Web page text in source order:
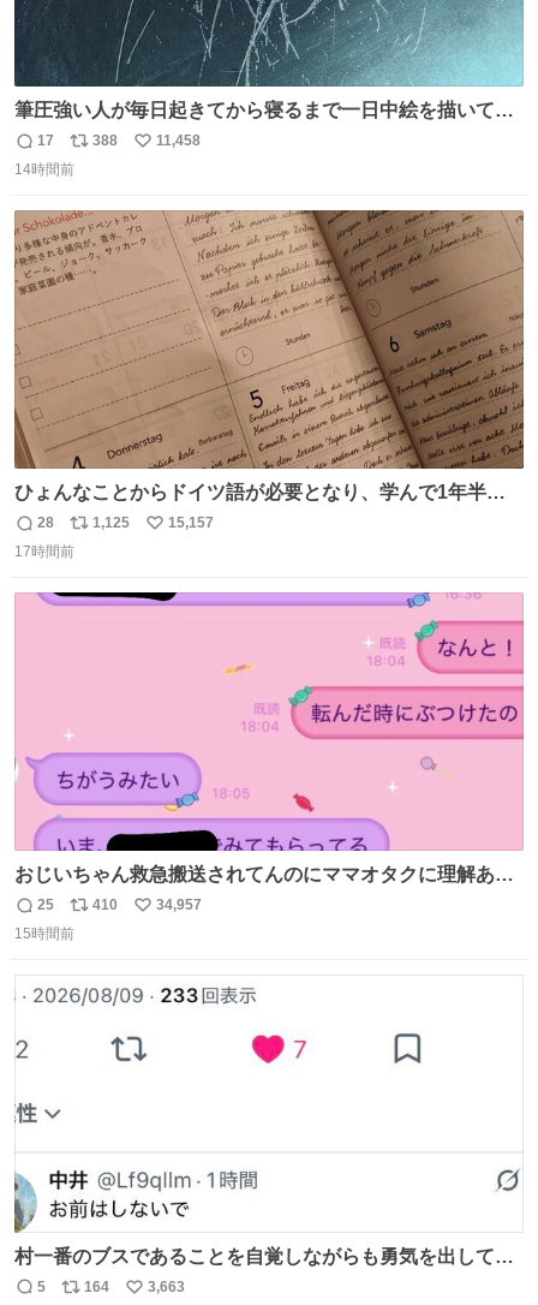
筆圧強い人が毎日起きてから寝るまで一日中絵を描いてる
とこうなる。 異常事態です。
返
信
17
リ
ポ
ト
数
388
い
数
11,458
14時間前
ひょんなことからドイツ語が必要となり、学んで1年半に
なる。 ちなみに最初の半年で『必携ドイツ文法総まとめ』
と『重要単語4000』を数十周して丸暗記した。読み書きに
Geminiの添削もエラーの指摘は激減し、上級の表現を教え
返
信
28
リ
ポ
ト
1,125
い
数
15,157
17時間前
おじいちゃん救急搬送されてんのにママオタクに理解あっ
て不謹慎だけどウケる
返
信
25
リ
ポ
ト
410
い
数
34,957
15時間前
村一番のブスであることを自覚しながらも勇気を出して村
長の息子に恋文を書いたら翌日村の共用井戸に捨てられて
返
5
リ
164
い
3,663